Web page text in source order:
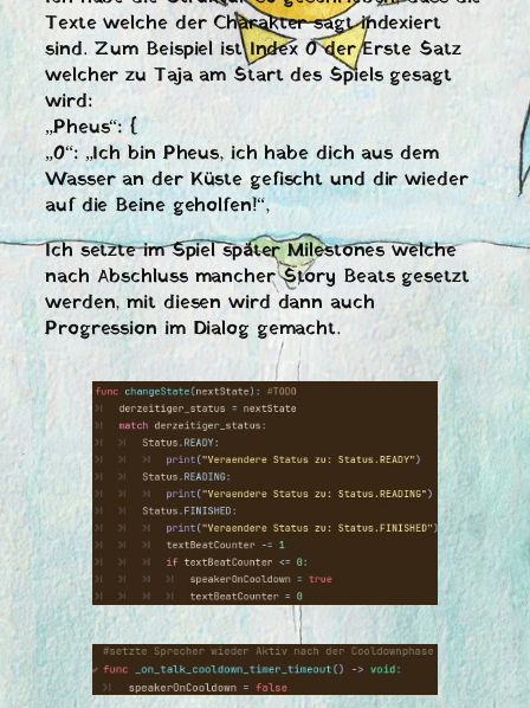
Texte welche der Charakter sagt indexiert
sind. Zum Beispiel ist Index 0 der Erste Satz
welcher zu Taja am Start des Spiels gesagt
wird:
„Pheus“: {
„0“: „Ich bin Pheus, ich habe dich aus dem
Wasser an der Küste gefischt und dir wieder
auf die Beine geholfen!“,
Ich setzte im Spiel später Milestones welche
nach Abschluss mancher Story Beats gesetzt
werden, mit diesen wird dann auch
Progression im Dialog gemacht.